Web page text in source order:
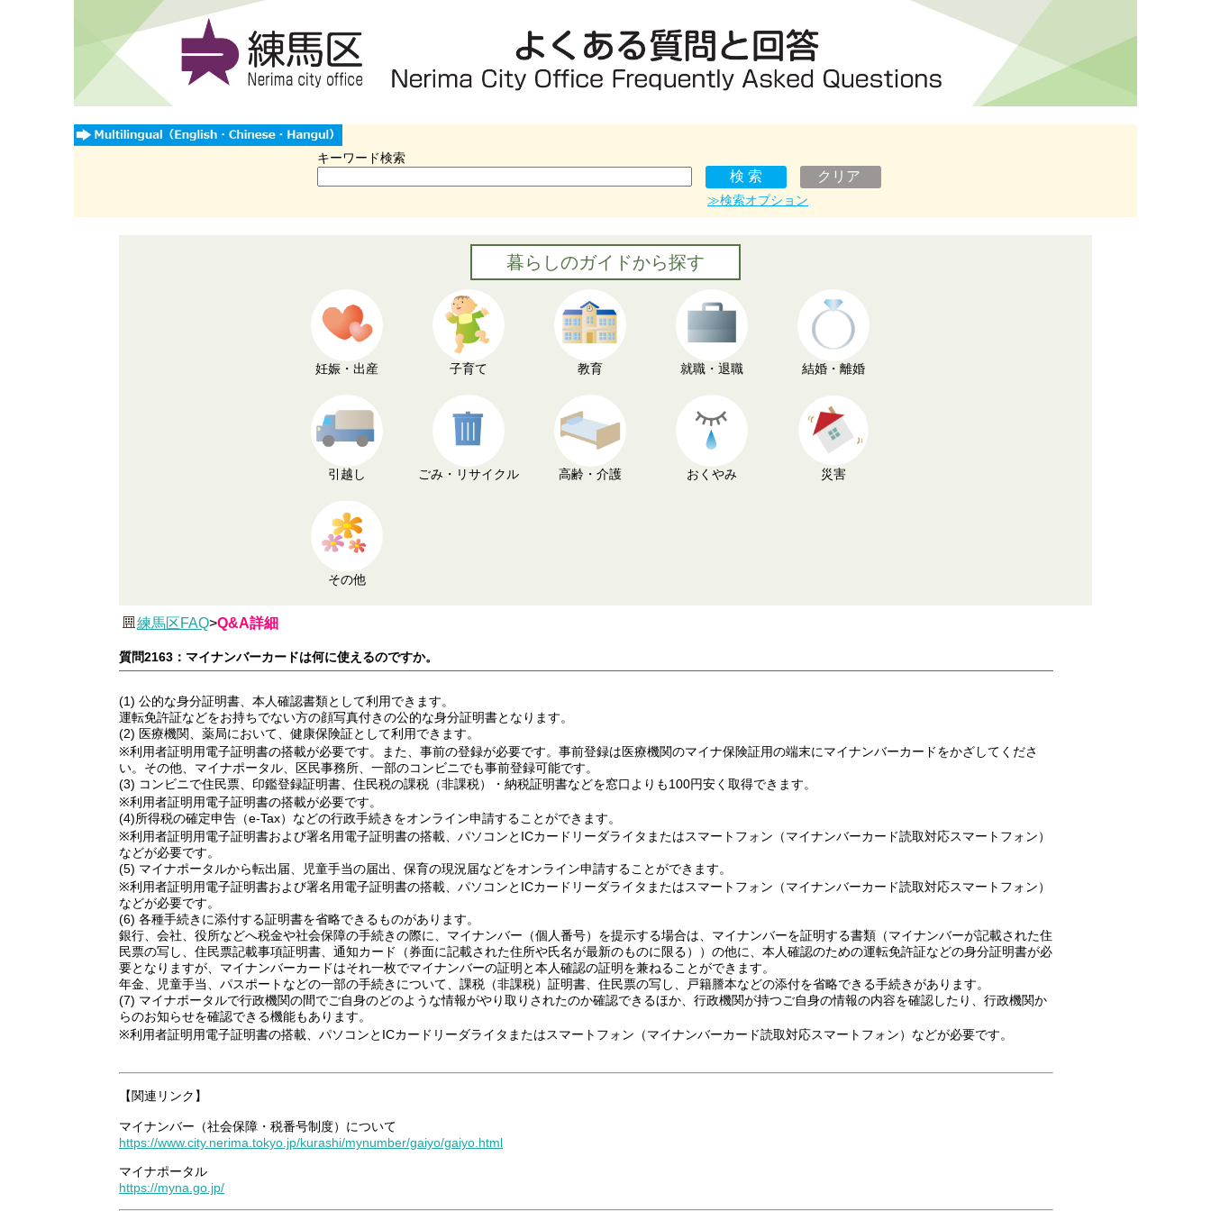
キーワード検索
≫検索オプション
暮らしのガイドから探す
妊娠・出産 子育て 教育 就職・退職 結婚・離婚
引越し ごみ・リサイクル 高齢・介護 おくやみ 災害
その他
練馬区FAQ>Q&A詳細
質問2163：マイナンバーカードは何に使えるのですか。
(1) 公的な身分証明書、本人確認書類として利用できます。
運転免許証などをお持ちでない方の顔写真付きの公的な身分証明書となります。
(2) 医療機関、薬局において、健康保険証として利用できます。
※利用者証明用電子証明書の搭載が必要です。また、事前の登録が必要です。事前登録は医療機関のマイナ保険証用の端末にマイナンバーカードをかざしてくださ
い。その他、マイナポータル、区民事務所、一部のコンビニでも事前登録可能です。
(3) コンビニで住民票、印鑑登録証明書、住民税の課税（非課税）・納税証明書などを窓口よりも100円安く取得できます。
※利用者証明用電子証明書の搭載が必要です。
(4)所得税の確定申告（e-Tax）などの行政手続きをオンライン申請することができます。
※利用者証明用電子証明書および署名用電子証明書の搭載、パソコンとICカードリーダライタまたはスマートフォン（マイナンバーカード読取対応スマートフォン）
などが必要です。
(5) マイナポータルから転出届、児童手当の届出、保育の現況届などをオンライン申請することができます。
※利用者証明用電子証明書および署名用電子証明書の搭載、パソコンとICカードリーダライタまたはスマートフォン（マイナンバーカード読取対応スマートフォン）
などが必要です。
(6) 各種手続きに添付する証明書を省略できるものがあります。
銀行、会社、役所などへ税金や社会保障の手続きの際に、マイナンバー（個人番号）を提示する場合は、マイナンバーを証明する書類（マイナンバーが記載された住
民票の写し、住民票記載事項証明書、通知カード（券面に記載された住所や氏名が最新のものに限る））の他に、本人確認のための運転免許証などの身分証明書が必
要となりますが、マイナンバーカードはそれ一枚でマイナンバーの証明と本人確認の証明を兼ねることができます。
年金、児童手当、パスポートなどの一部の手続きについて、課税（非課税）証明書、住民票の写し、戸籍謄本などの添付を省略できる手続きがあります。
(7) マイナポータルで行政機関の間でご自身のどのような情報がやり取りされたのか確認できるほか、行政機関が持つご自身の情報の内容を確認したり、行政機関か
らのお知らせを確認できる機能もあります。
※利用者証明用電子証明書の搭載、パソコンとICカードリーダライタまたはスマートフォン（マイナンバーカード読取対応スマートフォン）などが必要です。
【関連リンク】
マイナンバー（社会保障・税番号制度）について
https://www.city.nerima.tokyo.jp/kurashi/mynumber/gaiyo/gaiyo.html
マイナポータル
https://myna.go.jp/